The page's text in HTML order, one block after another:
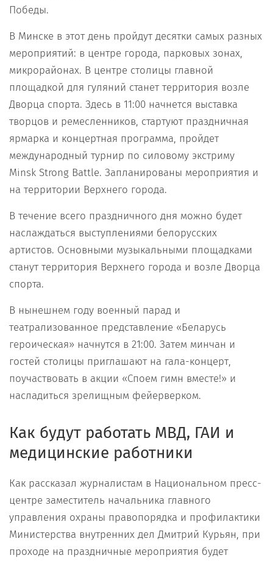
Победы.
В Минске в этот день пройдут десятки самых разных
мероприятий: в центре города, парковых зонах,
микрорайонах. В центре столицы главной
площадкой для гуляний станет территория возле
Дворца спорта. Здесь в 11:00 начнется выставка
творцов и ремесленников, стартуют праздничная
ярмарка и концертная программа, пройдет
международный турнир по силовому экстриму
Minsk Strong Battle. Запланированы мероприятия и
на территории Верхнего города.
В течение всего праздничного дня можно будет
наслаждаться выступлениями белорусских
артистов. Основными музыкальными площадками
станут территория Верхнего города и возле Дворца
спорта.
В нынешнем году военный парад и
театрализованное представление «Беларусь
героическая» начнутся в 21:00. Затем минчан и
гостей столицы приглашают на гала-концерт,
поучаствовать в акции «Споем гимн вместе!» и
насладиться зрелищным фейерверком.
Как будут работать МВД, ГАИ и
медицинские работники
Как рассказал журналистам в Национальном пресс-
центре заместитель начальника главного
управления охраны правопорядка и профилактики
Министерства внутренних дел Дмитрий Курьян, при
проходе на праздничные мероприятия будет